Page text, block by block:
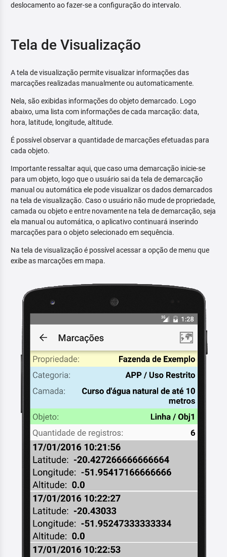
deslocamento ao fazer-se a configuração do intervalo.
Tela de Visualização
A tela de visualização permite visualizar informações das
marcações realizadas manualmente ou automaticamente.
Nela, são exibidas informações do objeto demarcado. Logo
abaixo, uma lista com informações de cada marcação: data,
hora, latitude, longitude, altitude.
É possível observar a quantidade de marcações efetuadas para
cada objeto.
Importante ressaltar aqui, que caso uma demarcação inicie-se
para um objeto, logo que o usuário sai da tela de demarcação
manual ou automática ele pode visualizar os dados demarcados
na tela de visualização. Caso o usuário não mude de propriedade,
camada ou objeto e entre novamente na tela de demarcação, seja
ela manual ou automática, o aplicativo continuará inserindo
marcações para o objeto selecionado em sequência.
Na tela de visualização é possível acessar a opção de menu que
exibe as marcações em mapa.